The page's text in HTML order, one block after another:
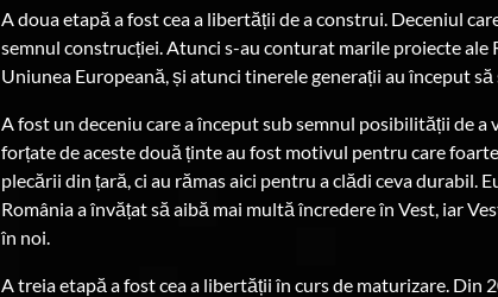
A doua etapă a fost cea a libertății de a construi. Deceniul
semnul construcției. Atunci s-au conturat marile proiecte ale
Uniunea Europeană, și atunci tinerele generații au început să
A fost un deceniu care a început sub semnul posibilității de
forțate de aceste două ținte au fost motivul pentru care
plecării din țară, ci au rămas aici pentru a clădi ceva durabil.
România a învățat să aibă mai multă încredere în Vest, iar
în noi.
A treia etapă a fost cea a libertății în curs de maturizare. Din